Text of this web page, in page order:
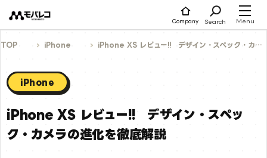
ツ
ス
Company Search Menu
TOP iPhone iPhone XS レビュー!! デザイン・スペック・カメラの進化を徹底解説
iPhone
iPhone XS レビュー!! デザイン・スペッ
ク・カメラの進化を徹底解説